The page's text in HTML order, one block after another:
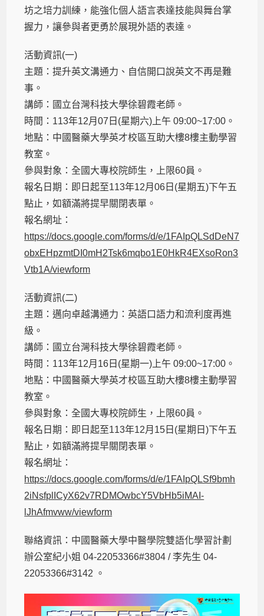
坊之培力訓練，能強化個人語言表達技能與舞台掌
握力，讓參與者更勇於展現外語的表達。
活動資訊(一)
主題：提升英文溝通力、自信開口說英文不再是難
事。
講師：國立台灣科技大學徐碧霞老師。
時間：113年12月07日(星期六)上午 09:00~17:00。
地點：中國醫藥大學英才校區互助大樓8樓主動學習
教室。
參與對象：全國大專校院師生，上限60員。
報名日期：即日起至113年12月06日(星期五)下午五
點止，如額滿將提早關閉表單。
報名網址：
https://docs.google.com/forms/d/e/1FAIpQLSdDeN7
obxEHpzmtDI0mH2Tsk6mqbo1E0HkR4EXsoRon3
Vtb1A/viewform
活動資訊(二)
主題：邁向卓越溝通力：英語口語力和流利度再進
級。
講師：國立台灣科技大學徐碧霞老師。
時間：113年12月16日(星期一)上午 09:00~17:00。
地點：中國醫藥大學英才校區互助大樓8樓主動學習
教室。
參與對象：全國大專校院師生，上限60員。
報名日期：即日起至113年12月15日(星期日)下午五
點止，如額滿將提早關閉表單。
報名網址：
https://docs.google.com/forms/d/e/1FAIpQLSf9bmh
2iNsfplICyX62v7RDMOwbcY5VbHb5iMAI-
lJhAfmvww/viewform
聯絡資訊：中國醫藥大學中醫學院雙語化學習計劃
辦公室紀小姐 04-22053366#3804 / 李先生 04-
22053366#3142 。